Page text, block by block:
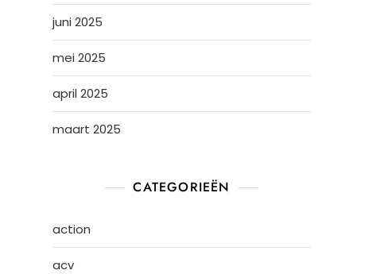
juni 2025
mei 2025
april 2025
maart 2025
CATEGORIEËN
action
acv